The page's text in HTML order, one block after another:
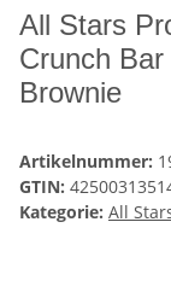
All Stars
Crunch
Brownie
Artikelnummer:
GTIN:
Kategorie: All